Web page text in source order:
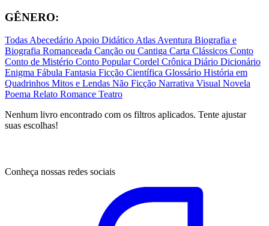
GÊNERO:
TodasAbecedárioApoio DidáticoAtlasAventura Biografia e
Biografia Romanceada Canção ou Cantiga Carta Clássicos Conto
Conto de Mistério Conto PopularCordel Crônica Diário Dicionário
Enigma Fábula Fantasia Ficção Científica Glossário História em
Quadrinhos Mitos e Lendas Não Ficção Narrativa Visual Novela
Poema Relato Romance Teatro
Nenhum livro encontrado com os filtros aplicados. Tente ajustar
suas escolhas!
Conheça nossas redes sociais